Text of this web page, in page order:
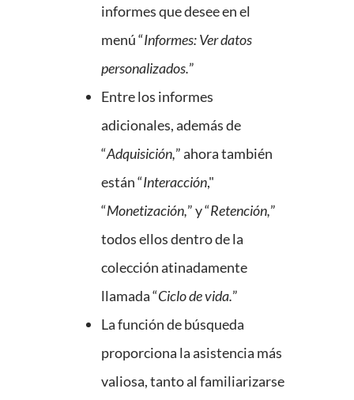
informes que desee en el
menú “Informes: Ver datos
personalizados.”
Entre los informes
adicionales, además de
“Adquisición,” ahora también
están “Interacción,"
“Monetización,” y “Retención,”
todos ellos dentro de la
colección atinadamente
llamada “Ciclo de vida.”
La función de búsqueda
proporciona la asistencia más
valiosa, tanto al familiarizarse